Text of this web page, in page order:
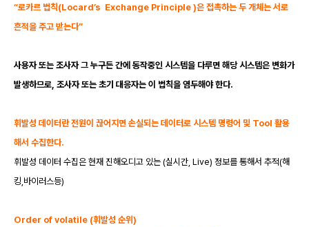
“로카르 법칙(Locard’s Exchange Principle )은 접촉하는 두 개체는 서로
흔적을 주고 받는다”
사용자 또는 조사자 그 누구든 간에 동작중인 시스템을 다루면 해당 시스템은 변화가
발생하므로, 조사자 또는 초기 대응자는 이 법칙을 염두해야 한다.
휘발성 데이터란 전원이 끊어지면 손실되는 데이터로 시스템 명령어 및 Tool 활용
해서 수집한다.
휘발성 데이터 수집은 현재 진해오디고 있는 (실시간, Live) 정보를 통해서 추적(해
킹,바이러스등)
Order of volatile (휘발성 순위)